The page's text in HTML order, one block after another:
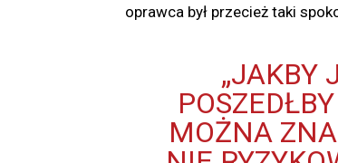
oprawca był przecież taki
„JAKBY
MOŻNA